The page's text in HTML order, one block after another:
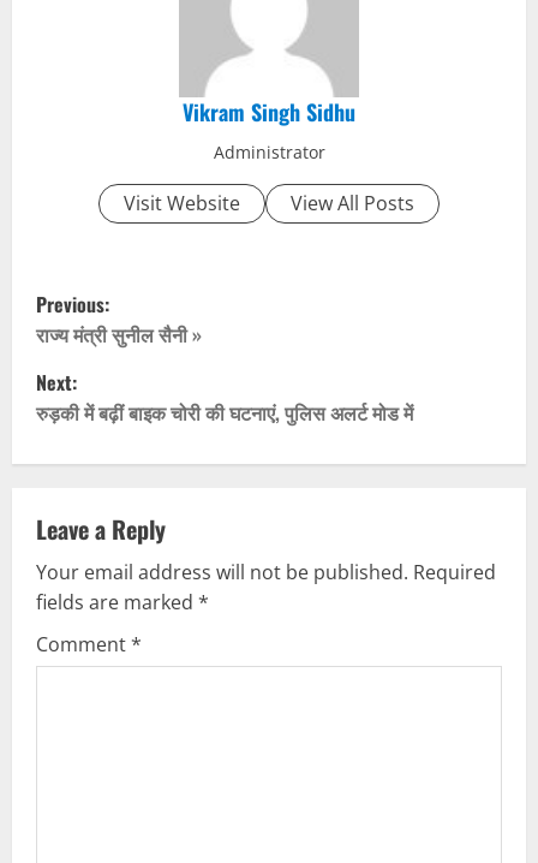
Vikram Singh Sidhu
Administrator
Visit Website View All Posts
P
o
s
a
v
i
Previous:
राज्य मंत्री सुनील सैनी »
Next:
रुड़की में बढ़ीं बाइक चोरी की घटनाएं, पुलिस अलर्ट मोड में
Leave a Reply
Your email address will not be published. Required
fields are marked *
Comment*